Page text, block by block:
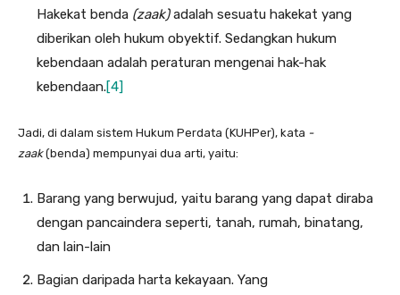
Hakekat benda (zaak)adalah sesuatu hakekat yang
diberikan oleh hukum obyektif. Sedangkan hukum
kebendaan adalah peraturan mengenai hak-hak
kebendaan.[4]
Jadi, di dalam sistem Hukum Perdata (KUHPer), kata -
zaak(benda) mempunyai dua arti, yaitu:
Barang yang berwujud, yaitu barang yang dapat diraba
dengan pancaindera seperti, tanah, rumah, binatang,
dan lain-lain
Bagian daripada harta kekayaan. Yang